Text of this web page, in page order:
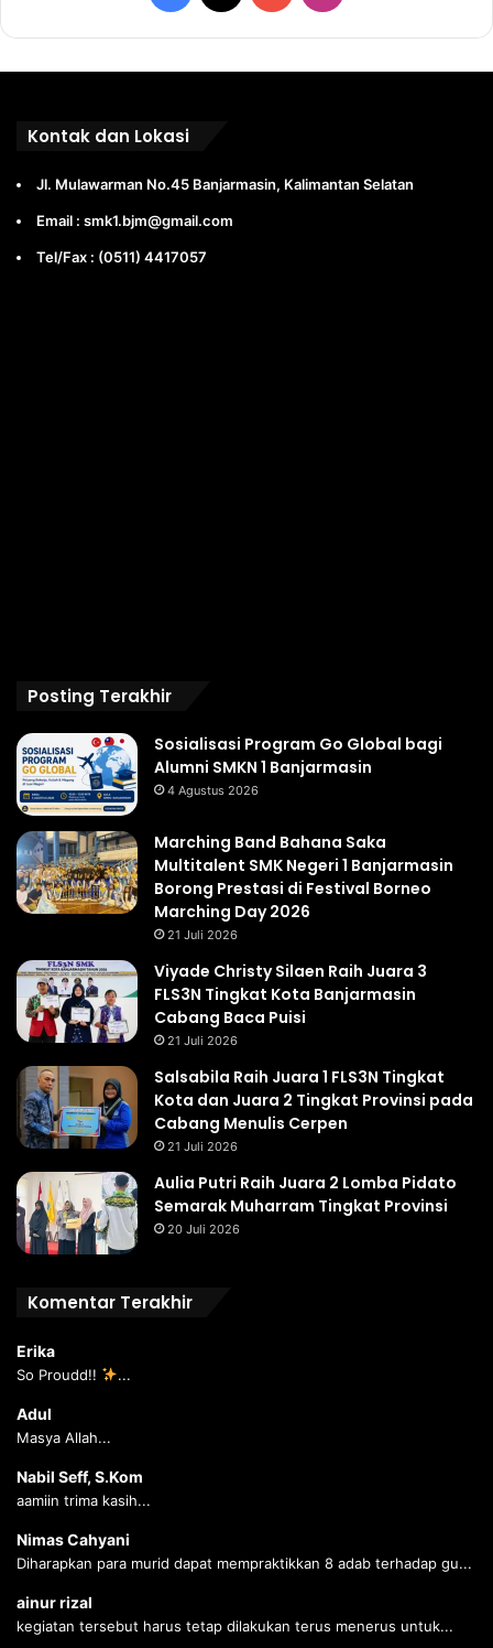
Kontak dan Lokasi
Jl. Mulawarman No.45 Banjarmasin, Kalimantan Selatan
Email : smk1.bjm@gmail.com
Tel/Fax : (0511) 4417057
Posting Terakhir
Sosialisasi Program Go Global bagi
Alumni SMKN 1 Banjarmasin
4 Agustus 2026
Marching Band Bahana Saka
Multitalent SMK Negeri 1 Banjarmasin
Borong Prestasi di Festival Borneo
Marching Day 2026
21 Juli 2026
Viyade Christy Silaen Raih Juara 3
FLS3N Tingkat Kota Banjarmasin
Cabang Baca Puisi
21 Juli 2026
Salsabila Raih Juara 1 FLS3N Tingkat
Kota dan Juara 2 Tingkat Provinsi pada
Cabang Menulis Cerpen
21 Juli 2026
Aulia Putri Raih Juara 2 Lomba Pidato
Semarak Muharram Tingkat Provinsi
20 Juli 2026
Komentar Terakhir
Erika
So Proudd!! ...
Adul
Masya Allah...
Nabil Seff, S.Kom
aamiin trima kasih...
Nimas Cahyani
Diharapkan para murid dapat mempraktikkan 8 adab terhadap gu...
ainur rizal
kegiatan tersebut harus tetap dilakukan terus menerus untuk...